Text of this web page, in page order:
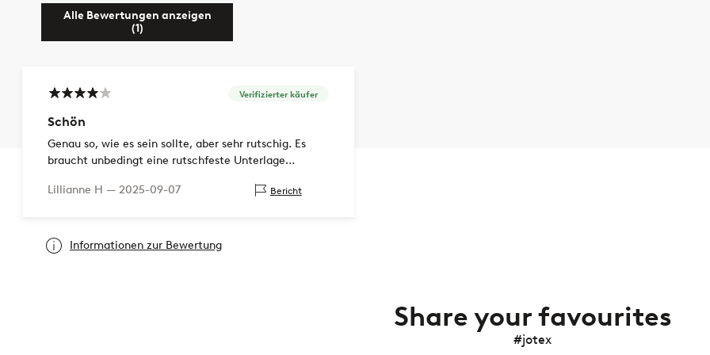
Alle Bewertungen anzeigen
(1)
Verifizierter käufer
Schön
Genau so, wie es sein sollte, aber sehr rutschig. Es
braucht unbedingt eine rutschfeste Unterlage
Lillianne H — 2025-09-07 Bericht
Informationen zur Bewertung
Share your favourites
#jotex